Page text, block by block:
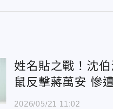
姓名貼之戰！沈
鼠反擊蔣萬安 慘
菡酸：扣分
2026/05/21 11:02